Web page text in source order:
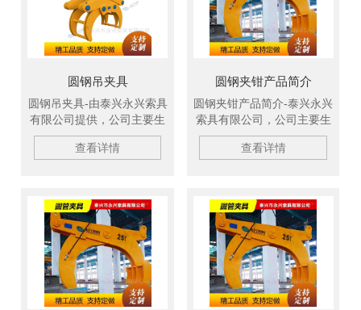
圆钢吊夹具
圆钢吊夹具-由泰兴永兴索具
有限公司提供，公司主要生
产柔性吊带、扁平吊装带、
冶金吊具、钢坯吊钩、C型
带、钢丝绳吊具、尼龙绳吊
具、起重链条成套索具、引
纸绳、注塑钢丝绳、软梯、
安全带等几大系列，欢迎新
老客户洽谈订购！
查看详情
圆钢夹钳产品简介
圆钢夹钳产品简介-泰兴永兴
索具有限公司，公司主要生
产柔性吊带、扁平吊装带、
冶金吊具、钢坯吊钩、C型
带、钢丝绳吊具、尼龙绳吊
具、起重链条成套索具、引
纸绳、注塑钢丝绳、软梯、
安全带等几大系列，欢迎新
老客户洽谈订购！
查看详情